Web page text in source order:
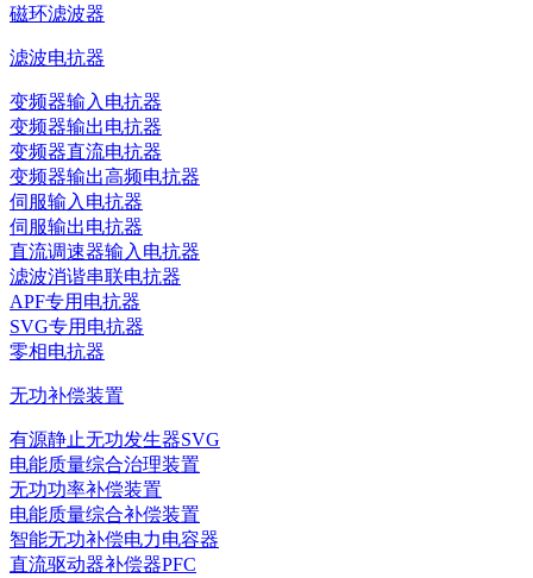
磁环滤波器
滤波电抗器
变频器输入电抗器
变频器输出电抗器
变频器直流电抗器
变频器输出高频电抗器
伺服输入电抗器
伺服输出电抗器
直流调速器输入电抗器
滤波消谐串联电抗器
APF专用电抗器
SVG专用电抗器
零相电抗器
无功补偿装置
有源静止无功发生器SVG
电能质量综合治理装置
无功功率补偿装置
电能质量综合补偿装置
智能无功补偿电力电容器
直流驱动器补偿器PFC